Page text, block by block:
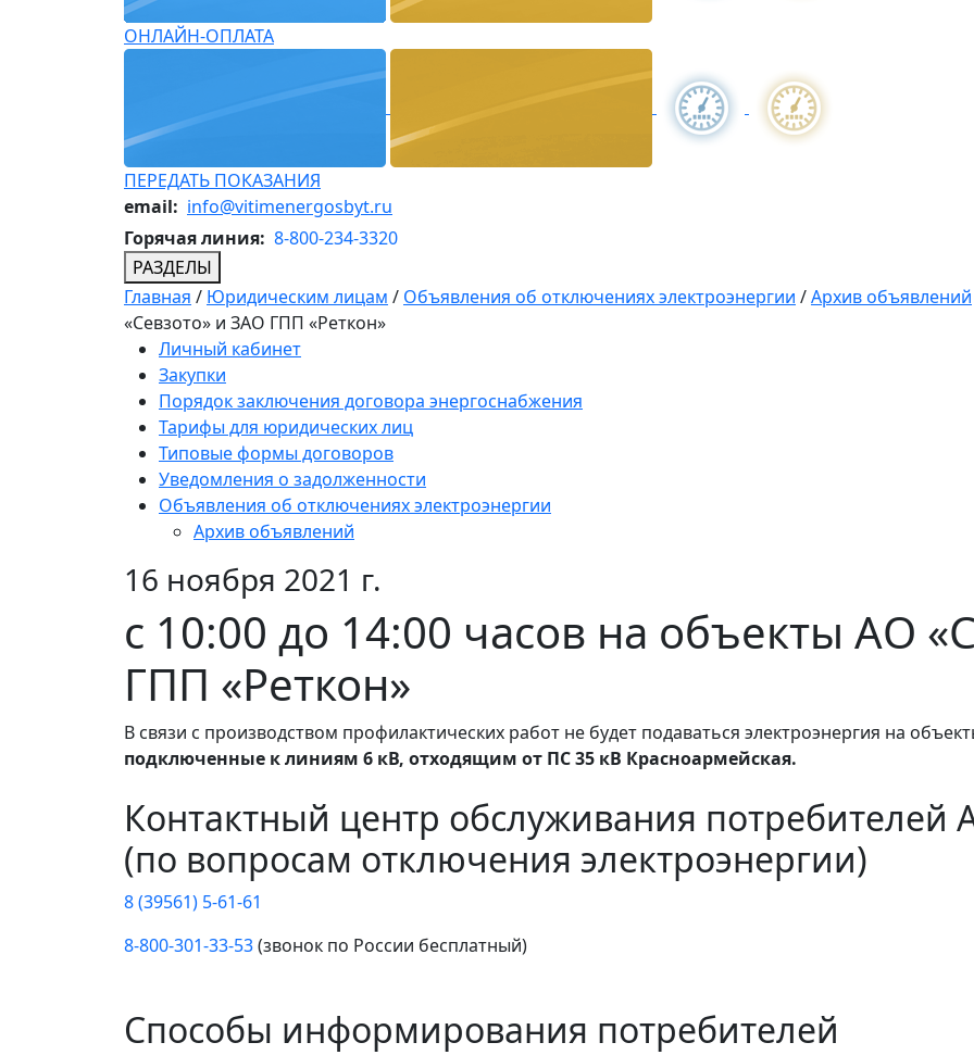
ОНЛАЙН-ОПЛАТА
ПЕРЕДАТЬ ПОКАЗАНИЯ
email: info@vitimenergosbyt.ru
Горячая линия: 8-800-234-3320
РАЗДЕЛЫ
Главная / Юридическим лицам / Объявления об отключениях электроэнергии /Архив объявлений
«Севзото» и ЗАО ГПП «Реткон»
Личный кабинет
Закупки
Порядок заключения договора энергоснабжения
Тарифы для юридических лиц
Типовые формы договоров
Уведомления о задолженности
Объявления об отключениях электроэнергии
Архив объявлений
16 ноября 2021 г.
c 10:00 до 14:00 часов на объекты АО
ГПП «Реткон»
В связи с производством профилактических работ не будет подаваться электроэнергия на
подключенные к линиям 6 кВ, отходящим от ПС 35 кВ Красноармейская.
Контактный центр обслуживания потребителей
(по вопросам отключения электроэнергии)
8 (39561) 5-61-61
8-800-301-33-53(звонок по России бесплатный)
Способы информирования потребителей